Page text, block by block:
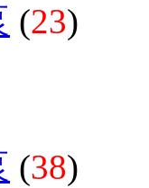
(23)
(38)